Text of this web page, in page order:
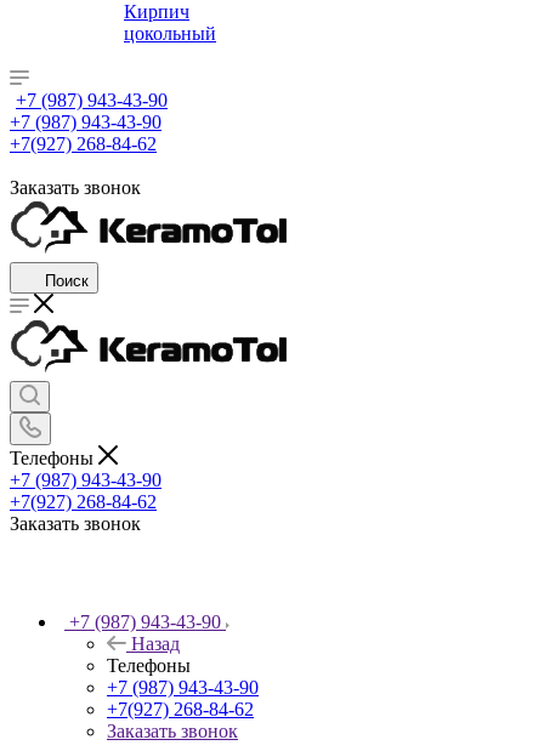
Кирпич
цокольный
+7 (987) 943-43-90
+7 (987) 943-43-90
+7(927) 268-84-62
Заказать звонок
Поиск
Телефоны
+7 (987) 943-43-90
+7(927) 268-84-62
Заказать звонок
+7 (987) 943-43-90
Назад
Телефоны
+7 (987) 943-43-90
+7(927) 268-84-62
Заказать звонок